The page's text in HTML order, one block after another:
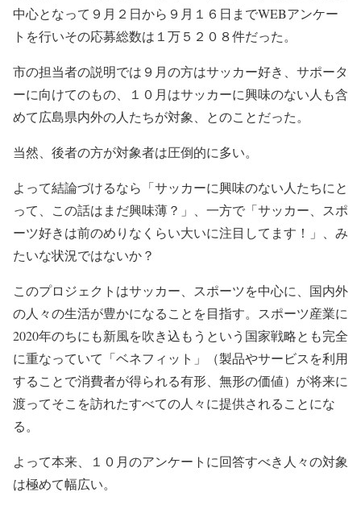
中心となって９月２日から９月１６日までWEBアンケー
トを行いその応募総数は１万５２０８件だった。
市の担当者の説明では９月の方はサッカー好き、サポータ
ーに向けてのもの、１０月はサッカーに興味のない人も含
めて広島県内外の人たちが対象、とのことだった。
当然、後者の方が対象者は圧倒的に多い。
よって結論づけるなら「サッカーに興味のない人たちにと
って、この話はまだ興味薄？」、一方で「サッカー、スポ
ーツ好きは前のめりなくらい大いに注目してます！」、み
たいな状況ではないか？
このプロジェクトはサッカー、スポーツを中心に、国内外
の人々の生活が豊かになることを目指す。スポーツ産業に
2020年のちにも新風を吹き込もうという国家戦略とも完全
に重なっていて「ベネフィット」（製品やサービスを利用
することで消費者が得られる有形、無形の価値）が将来に
渡ってそこを訪れたすべての人々に提供されることにな
る。
よって本来、１０月のアンケートに回答すべき人々の対象
は極めて幅広い。